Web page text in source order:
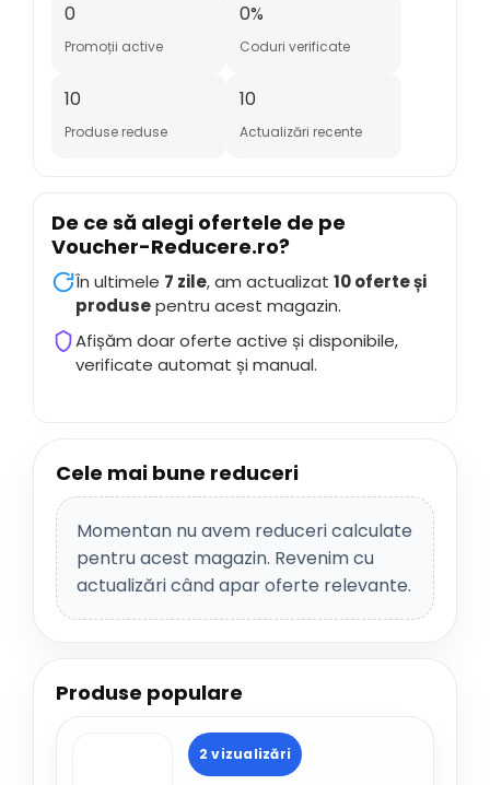
0
Promoții active
0%
Coduri verificate
10
Produse reduse
10
Actualizări recente
De ce să alegi ofertele de pe
Voucher-Reducere.ro?
În ultimele 7 zile, am actualizat 10 oferte și
produsepentru acest magazin.
Afișăm doar oferte active și disponibile,
verificate automat și manual.
Cele mai bune reduceri
Momentan nu avem reduceri calculate
pentru acest magazin. Revenim cu
actualizări când apar oferte relevante.
Produse populare
2 vizualizări